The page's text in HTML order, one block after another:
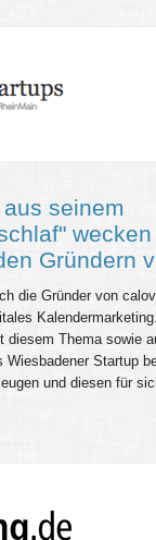
seinem
Gründern
die Gründer von
Kalendermarketing.
diesem Thema sowie
Wiesbadener Startup
und diesen für